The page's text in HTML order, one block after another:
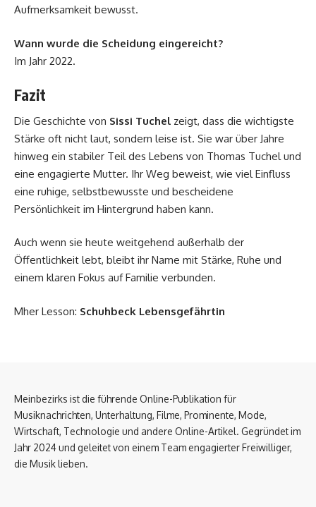
Aufmerksamkeit bewusst.
Wann wurde die Scheidung eingereicht?
Im Jahr 2022.
Fazit
Die Geschichte von Sissi Tuchel zeigt, dass die wichtigste
Stärke oft nicht laut, sondern leise ist. Sie war über Jahre
hinweg ein stabiler Teil des Lebens von Thomas Tuchel und
eine engagierte Mutter. Ihr Weg beweist, wie viel Einfluss
eine ruhige, selbstbewusste und bescheidene
Persönlichkeit im Hintergrund haben kann.
Auch wenn sie heute weitgehend außerhalb der
Öffentlichkeit lebt, bleibt ihr Name mit Stärke, Ruhe und
einem klaren Fokus auf Familie verbunden.
Mher Lesson: Schuhbeck Lebensgefährtin
Meinbezirks ist die führende Online-Publikation für
Musiknachrichten, Unterhaltung, Filme, Prominente, Mode,
Wirtschaft, Technologie und andere Online-Artikel. Gegründet im
Jahr 2024 und geleitet von einem Team engagierter Freiwilliger,
die Musik lieben.